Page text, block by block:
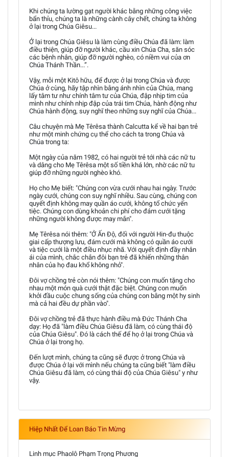
Khi chúng ta lường gạt người khác bằng những công việc
bẩn thỉu, chúng ta là những cành cây chết, chúng ta không
ở lại trong Chúa Giêsu...
Ở lại trong Chúa Giêsu là làm cùng điều Chúa đã làm: làm
điều thiện, giúp đỡ người khác, cầu xin Chúa Cha, săn sóc
các bệnh nhân, giúp đỡ người nghèo, có niềm vui của ơn
Chúa Thánh Thần...”.
Vậy, mỗi một Kitô hữu, để được ở lại trong Chúa và được
Chúa ở cùng, hãy tập nhìn bằng ánh nhìn của Chúa, mang
lấy tâm tư như chính tâm tư của Chúa, đập nhịp tim của
mình như chính nhịp đập của trái tim Chúa, hành động như
Chúa hành động, suy nghĩ theo những suy nghĩ của Chúa...
Câu chuyện mà Mẹ Têrêsa thành Calcutta kể về hai bạn trẻ
như một minh chứng cụ thể cho cách ta trong Chúa và
Chúa trong ta:
Một ngày của năm 1982, có hai người trẻ tới nhà các nữ tu
và dâng cho Mẹ Têrêsa một số tiền khá lớn, nhờ các nữ tu
giúp đỡ những người nghèo khó.
Họ cho Mẹ biết: "Chúng con vừa cưới nhau hai ngày. Trước
ngày cưới, chúng con suy nghĩ nhiều. Sau cùng, chúng con
quyết định không may quần áo cưới, không tổ chức yến
tiệc. Chúng con dùng khoản chi phí cho đám cưới tặng
những người không được may mắn".
Mẹ Têrêsa nói thêm: "Ở Ấn Ðộ, đối với người Hin-đu thuộc
giai cấp thượng lưu, đám cưới mà không có quần áo cưới
và tiệc cưới là một điều nhục nhã. Với quyết định đầy nhân
ái của mình, chắc chắn đôi bạn trẻ đã khiến những thân
nhân của họ đau khổ không nhỏ".
Đôi vợ chồng trẻ còn nói thêm: "Chúng con muốn tặng cho
nhau một món quà cưới thật đặc biệt. Chúng con muốn
khởi đầu cuộc chung sống của chúng con bằng một hy sinh
mà cả hai đều dự phần vào".
Đôi vợ chồng trẻ đã thực hành điều mà Đức Thánh Cha
dạy: Họ đã "làm điều Chúa Giêsu đã làm, có cùng thái độ
của Chúa Giêsu". Đó là cách thế để họ ở lại trong Chúa và
Chúa ở lại trong họ.
Đến lượt mình, chúng ta cũng sẽ được ở trong Chúa và
được Chúa ở lại với mình nếu chúng ta cũng biết "làm điều
Chúa Giêsu đã làm, có cùng thái độ của Chúa Giêsu" y như
vậy.
Hiệp Nhất Để Loan Báo Tin Mừng
Linh mục Phaolô Phạm Trọng Phương